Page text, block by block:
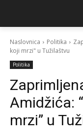
Naslovnica Politika
koji mrzi" u Tužilaštvu
Politika
Amidžića:
mrzi” u